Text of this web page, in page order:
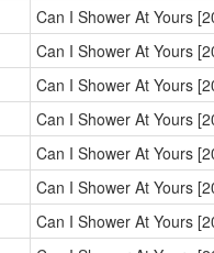
Can I Shower At Yours
Can I Shower At Yours
Can I Shower At Yours
Can I Shower At Yours
Can I Shower At Yours
Can I Shower At Yours
Can I Shower At Yours